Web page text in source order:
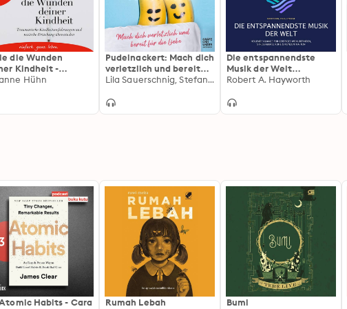
die Wunden
Kindheit -
toxische Erziehung
Hühn
Pudelnackert: Mach dich
verletzlich und bereit
für die Liebe
Lila Sauerschnig, Stefanie Scharaweger
Die entspannendste
Musik der Welt
(Meditation, Yoga,
Klänge für geistiges
Robert A. Hayworth
Habits - Cara
Rumah Lebah
Bumi